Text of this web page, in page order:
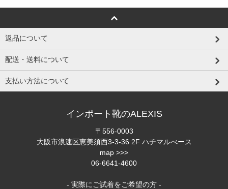
返品について
配送・送料について
支払い方法について
インポート靴のALEXIS
〒556-0003
大阪市浪速区恵美須西3-3-36 2F ハチマルべース
map >>>
06-6641-4600
- 実際にご試着をご希望の方 -